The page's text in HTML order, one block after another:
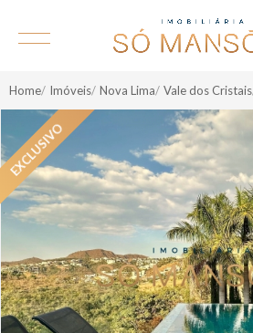
Home Imóveis Nova Lima Vale dos Cristais